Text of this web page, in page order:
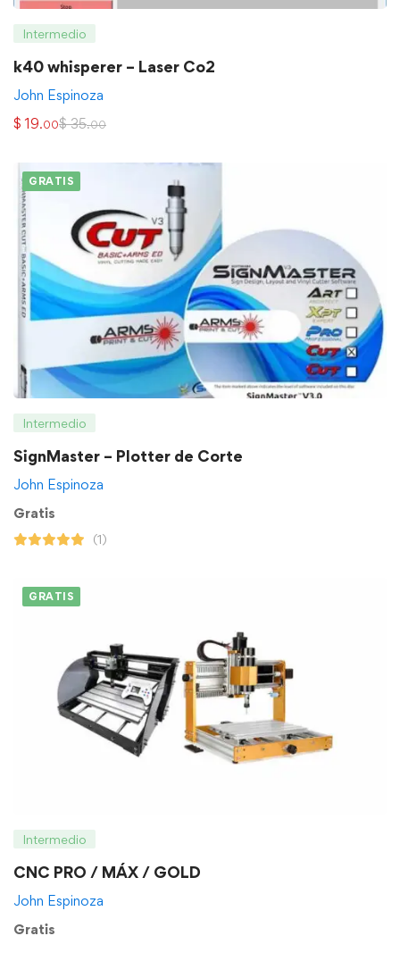
Intermedio
k40 whisperer – Laser Co2
John Espinoza
$ 19.00$35.00
GRATIS
Intermedio
SignMaster – Plotter de Corte
John Espinoza
Gratis
(1)
GRATIS
Intermedio
CNC PRO / MÁX / GOLD
John Espinoza
Gratis